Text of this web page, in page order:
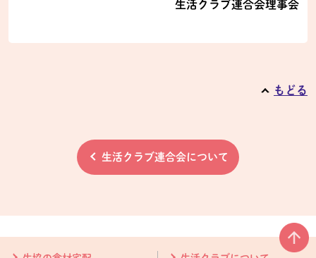
生活クラブ連合会理事会
もどる
生活クラブ連合会について